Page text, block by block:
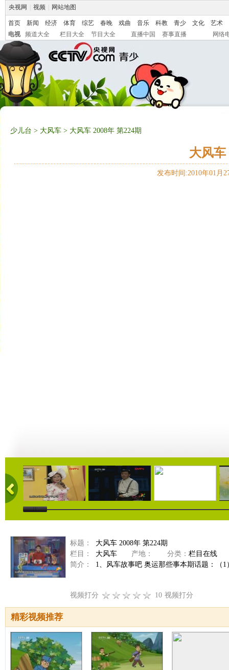
央视网 视频 网站地图
首页 新闻 经济 体育 综艺 春晚 戏曲 音乐 科教 青少 文化
艺术
电视
频道大全 栏目大全 节目大全 直播中国 赛事直播 网络
少儿台 > 大风车 > 大风车 2008年 第224期
大风车
发布时间:2010年01月
04:59 17:28 04:59
标题：
大风车 2008年 第224期
栏目：
大风车 产地： 分类： 栏目在线
简介：
1、风车故事吧 奥运那些事本期话题：（
视频打分 10 视频打分
精彩视频推荐